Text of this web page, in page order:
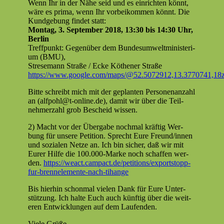
Wenn Ihr in der Nähe seid und es ein­richt­en kön­nt,
wäre es pri­ma, wenn Ihr vor­beikom­men kön­nt. Die
Kundge­bung find­et statt:
Mon­tag, 3. Sep­tem­ber 2018, 13:30 bis 14:30 Uhr,
Berlin
Tre­ff­punkt: Gegenüber dem Bun­desumwelt­min­is­teri­
um (BMU),
Stre­se­mann Straße / Ecke Köthen­er Straße
https://www.google.com/maps/
Bitte schreibt mich mit der geplanten Per­so­n­e­nan­zahl
an (alfpohl@t‑online.de), damit wir über die Teil­
nehmerzahl grob Bescheid wissen.
2) Macht vor der Über­gabe nochmal kräftig Wer­
bung für unsere Peti­tion. Sprecht Eure Freund/innen
und sozialen Net­ze an. Ich bin sich­er, daß wir mit
Eur­er Hil­fe die 100.000-Marke noch schaf­fen wer­
den. https://weact.campact.de/petitions/exportstopp-
fur-brennelemente-nach-tihange
Bis hier­hin schon­mal vie­len Dank für Eure Unter­
stützung. Ich halte Euch auch kün­ftig über die weit­
eren Entwick­lun­gen auf dem Laufenden.